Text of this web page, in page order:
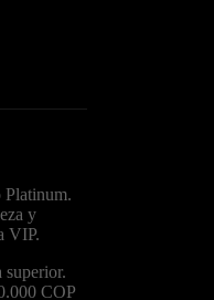
Platinum.
y
VIP.
superior.
COP